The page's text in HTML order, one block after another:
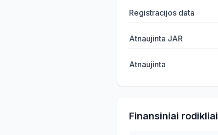
Registracijos data
Atnaujinta JAR
Atnaujinta
Finansiniai rodikliai